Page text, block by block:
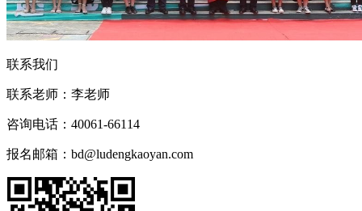
联系我们
联系老师： 李老师
咨询电话： 40061-66114
报名邮箱： bd@ludengkaoyan.com